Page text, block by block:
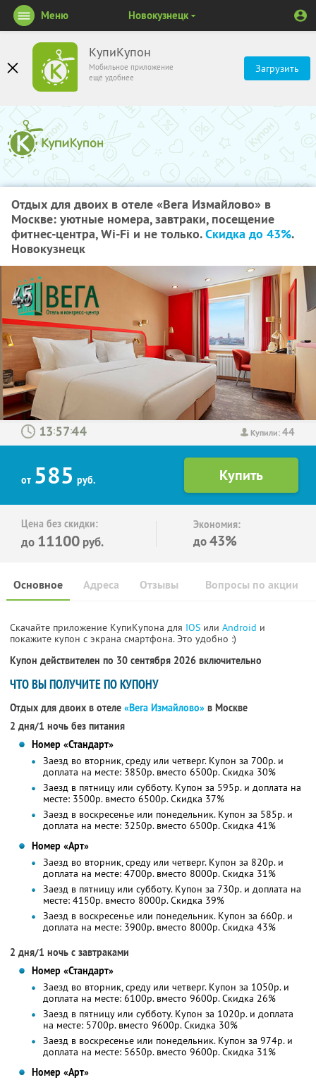
КупиКупон
Мобильное приложение
ещё удобнее
Загрузить
Меню Новокузнецк
Отдых для двоих в отеле «Вега Измайлово» в
Москве: уютные номера, завтраки, посещение
фитнес-центра, Wi-Fi и не только.Скидка до 43%.
Новокузнецк
Купили:44
: :
от 585 руб.
Цена без скидки:
до 11100 руб.
Экономия:
до43%
Основное Отзывы Вопросы по акции
Адреса
Скачайте приложение КупиКупона для IOS или Android и
покажите купон с экрана смартфона. Это удобно :)
Купон действителен по 30 сентября 2026 включительно
ЧТО ВЫ ПОЛУЧИТЕ ПО КУПОНУ
Отдых для двоих в отеле «Вега Измайлово» в Москве
2 дня/1 ночь без питания
Номер «Стандарт»
Заезд во вторник, среду или четверг. Купон за 700р. и
доплата на месте: 3850р. вместо 6500р.Скидка 30%
Заезд в пятницу или субботу. Купон за 595р. и доплата на
месте: 3500р. вместо 6500р.Скидка 37%
Заезд в воскресенье или понедельник. Купон за 585р. и
доплата на месте: 3250р. вместо 6500р.Скидка 41%
Номер «Арт»
Заезд во вторник, среду или четверг. Купон за 820р. и
доплата на месте: 4700р. вместо 8000р.Скидка 31%
Заезд в пятницу или субботу. Купон за 730р. и доплата на
месте: 4150р. вместо 8000р.Скидка 39%
Заезд в воскресенье или понедельник. Купон за 660р. и
доплата на месте: 3900р. вместо 8000р.Скидка 43%
2 дня/1 ночь с завтраками
Номер «Стандарт»
Заезд во вторник, среду или четверг. Купон за 1050р. и
доплата на месте: 6100р. вместо 9600р.Скидка 26%
Заезд в пятницу или субботу. Купон за 1020р. и доплата
на месте: 5700р. вместо 9600р.Скидка 30%
Заезд в воскресенье или понедельник. Купон за 974р. и
доплата на месте: 5650р. вместо 9600р.Скидка 31%
Номер «Арт»